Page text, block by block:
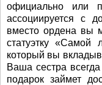
официально или
ассоциируется с
вместо ордена вы
статуэтку «Самой
который вы
Ваша сестра
подарок займет